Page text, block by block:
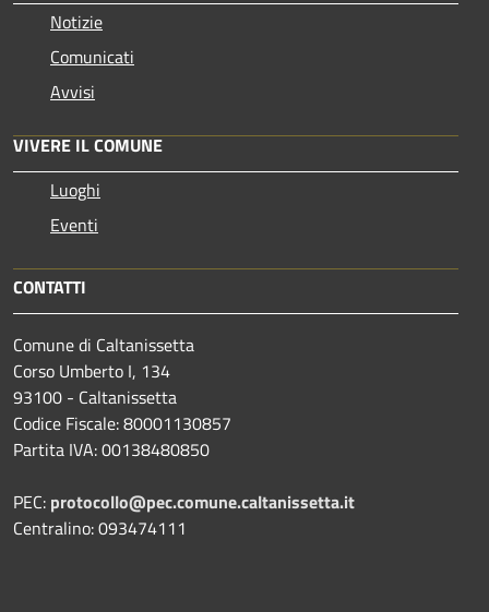
Notizie
Comunicati
Avvisi
VIVERE IL COMUNE
Luoghi
Eventi
CONTATTI
Comune di Caltanissetta
Corso Umberto I, 134
93100 - Caltanissetta
Codice Fiscale: 80001130857
Partita IVA: 00138480850
PEC: protocollo@pec.comune.caltanissetta.it
Centralino: 093474111